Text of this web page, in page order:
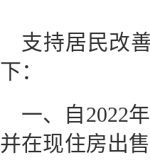
支持居民改
下：
一、自2022
并在现住房出